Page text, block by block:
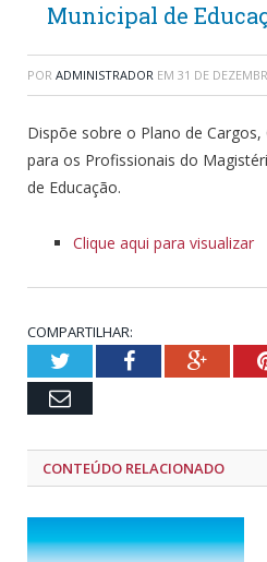
Municipal de
POR ADMINISTRADOR EM 31 DE
Dispõe sobre o Plano de
para os Profissionais do
de Educação.
Clique aqui para visualizar
COMPARTILHAR:
TwitterFacebook
Email
CONTEÚDO RELACIONADO